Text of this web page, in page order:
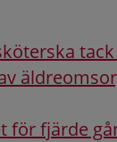
för fjärde